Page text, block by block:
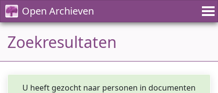
Open Archieven
Zoekresultaten
U heeft gezocht naar personen in documenten